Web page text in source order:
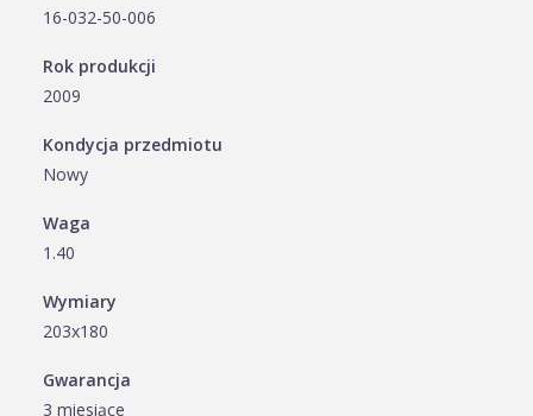
16-032-50-006
Rok produkcji
2009
Kondycja przedmiotu
Nowy
Waga
1.40
Wymiary
203x180
Gwarancja
3 miesiące